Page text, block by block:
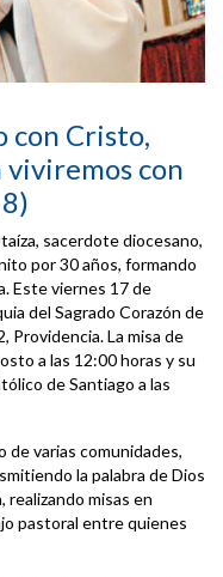
con Cristo,
con
sacerdote diocesano,
por 30 años, formando
Este viernes 17 de
del Sagrado Corazón de
Providencia. La misa de
a las 12:00 horas y su
de Santiago a las
de varias comunidades,
la palabra de Dios
realizando misas en
pastoral entre quienes